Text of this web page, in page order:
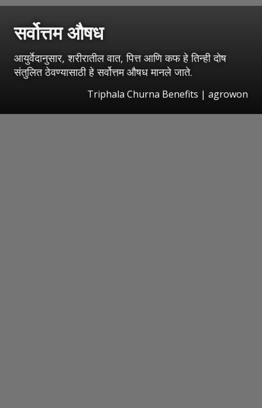
सर्वोत्तम औषध
आयुर्वेदानुसार, शरीरातील वात, पित्त आणि कफ हे तिन्ही दोष
संतुलित ठेवण्यासाठी हे सर्वोत्तम औषध मानले जाते.
Triphala Churna Benefits | agrowon